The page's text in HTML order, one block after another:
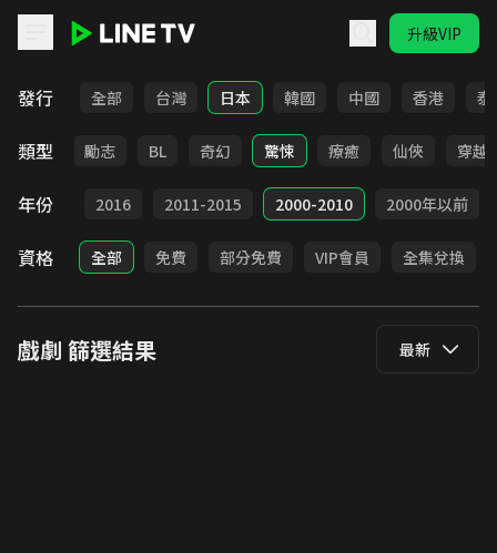
升級VIP
發行 全部 台灣 日本 韓國 中國 香港 泰
類型
喜劇 勵志 BL 奇幻 驚悚 療癒 仙俠 穿越
年份
2017 2016 2011-2015 2000-2010 2000年以前
資格 全部 免費 部分免費 VIP會員 全集兌換
戲劇 篩選結果 最新